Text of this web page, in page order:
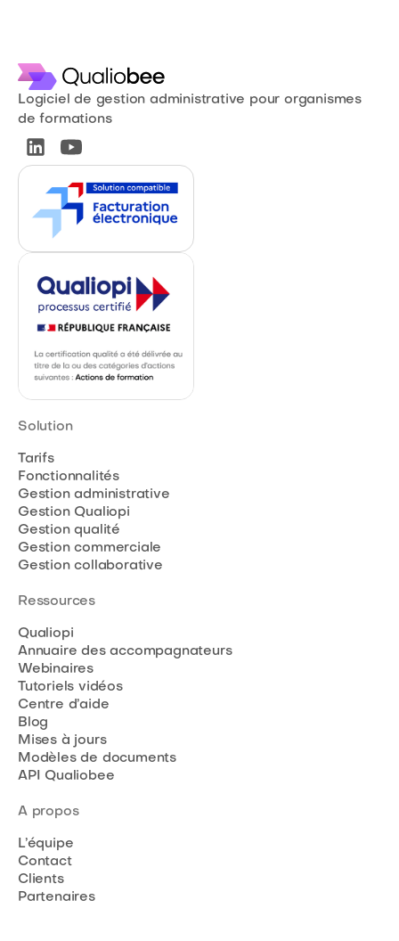
Logiciel de gestion administrative pour organismes
de formations
Solution
Tarifs
Fonctionnalités
Gestion administrative
Gestion Qualiopi
Gestion qualité
Gestion commerciale
Gestion collaborative
Ressources
Qualiopi
Annuaire des accompagnateurs
Webinaires
Tutoriels vidéos
Centre d’aide
Blog
Mises à jours
Modèles de documents
API Qualiobee
A propos
L’équipe
Contact
Clients
Partenaires